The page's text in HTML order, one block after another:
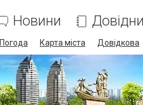
Новини
Погода Карта міста Довідкова